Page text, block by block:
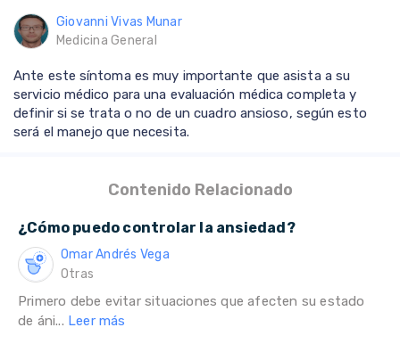
Giovanni Vivas Munar
Medicina General
Ante este síntoma es muy importante que asista a su
servicio médico para una evaluación médica completa y
definir si se trata o no de un cuadro ansioso, según esto
será el manejo que necesita.
Contenido Relacionado
¿Cómo puedo controlar la ansiedad?
Omar Andrés Vega
Otras
Primero debe evitar situaciones que afecten su estado
de áni... Leer más